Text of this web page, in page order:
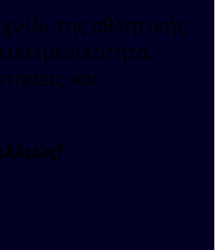
της αθλητικής
και